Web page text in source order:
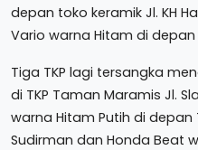
depan toko keramik Jl. KH
Vario warna Hitam di
Tiga TKP lagi tersangka
di TKP Taman Maramis Jl.
warna Hitam Putih di depan
Sudirman dan Honda Beat